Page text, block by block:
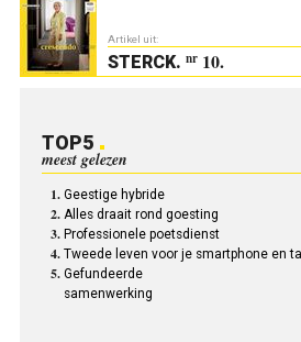
Artikel uit:
STERCK. nr10.
TOP5
meest gelezen
Geestige hybride
Alles draait rond goesting
Professionele poetsdienst
Tweede leven voor je smartphone en
Gefundeerde
samenwerking